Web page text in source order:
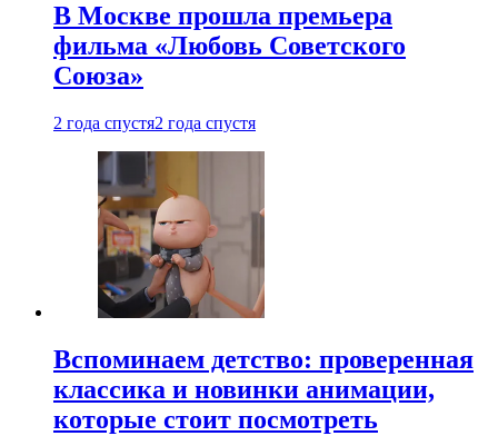
В Москве прошла премьера
фильма «Любовь Советского
Союза»
2 года спустя2 года спустя
Вспоминаем детство: проверенная
классика и новинки анимации,
которые стоит посмотреть